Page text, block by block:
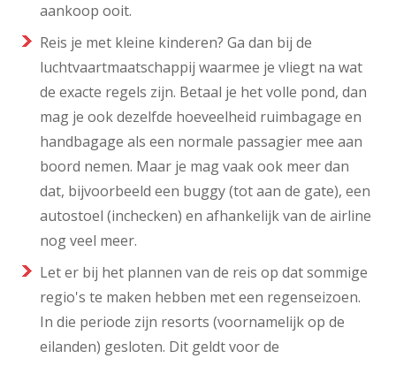
aankoop ooit.
Reis je met kleine kinderen? Ga dan bij de
luchtvaartmaatschappij waarmee je vliegt na wat
de exacte regels zijn. Betaal je het volle pond, dan
mag je ook dezelfde hoeveelheid ruimbagage en
handbagage als een normale passagier mee aan
boord nemen. Maar je mag vaak ook meer dan
dat, bijvoorbeeld een buggy (tot aan de gate), een
autostoel (inchecken) en afhankelijk van de airline
nog veel meer.
Let er bij het plannen van de reis op dat sommige
regio's te maken hebben met een regenseizoen.
In die periode zijn resorts (voornamelijk op de
eilanden) gesloten. Dit geldt voor de